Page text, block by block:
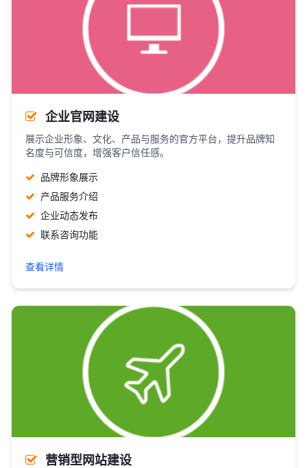
企业官网建设
展示企业形象、文化、产品与服务的官方平台，提升品牌知
名度与可信度，增强客户信任感。
品牌形象展示
产品服务介绍
企业动态发布
联系咨询功能
查看详情
营销型网站建设